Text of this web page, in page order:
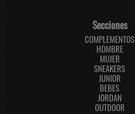
Secciones
COMPLEMENTOS
HOMBRE
MUJER
SNEAKERS
JUNIOR
BEBES
JORDAN
OUTDOOR